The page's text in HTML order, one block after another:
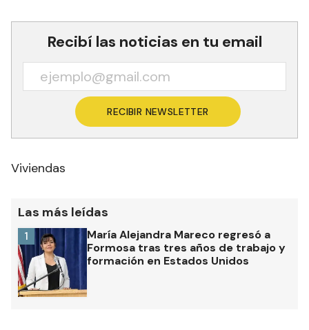
Recibí las noticias en tu email
RECIBIR NEWSLETTER
Viviendas
Las más leídas
María Alejandra Mareco regresó a
Formosa tras tres años de trabajo y
formación en Estados Unidos
1